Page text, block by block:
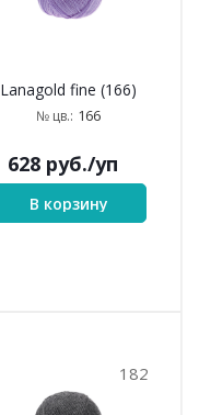
Lanagold fine (166)
№ цв.: 166
628 руб./уп
В корзину
182